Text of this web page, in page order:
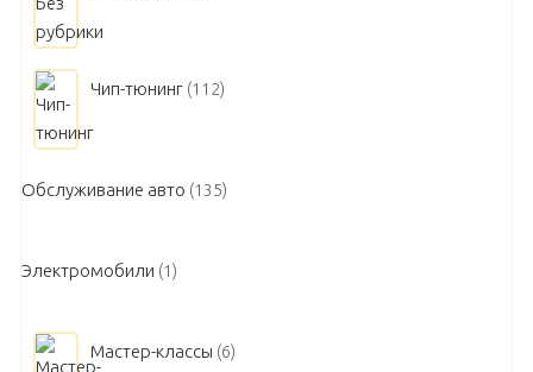
Чип-тюнинг (112)
Обслуживание авто (135)
Электромобили (1)
Мастер-классы (6)